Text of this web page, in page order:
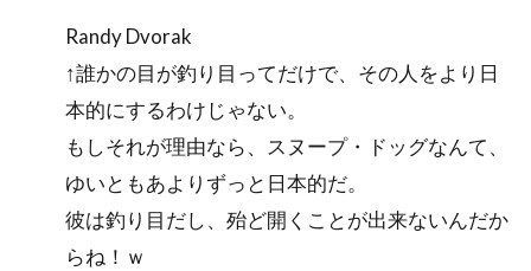
Randy Dvorak
↑誰かの目が釣り目ってだけで、その人をより日
本的にするわけじゃない。
もしそれが理由なら、スヌープ・ドッグなんて、
ゆいともあよりずっと日本的だ。
彼は釣り目だし、殆ど開くことが出来ないんだか
らね！ｗ